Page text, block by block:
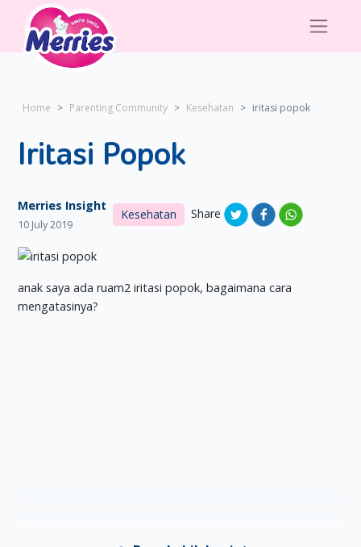
Home Parenting Community Kesehatan iritasi popok
Iritasi Popok
Merries Insight
10 July 2019
Kesehatan Share
anak saya ada ruam2 iritasi popok, bagaimana cara
mengatasinya?